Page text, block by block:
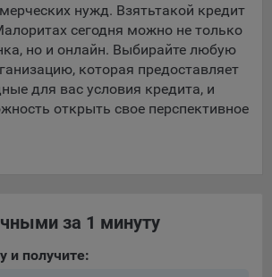
нужд. Взятьтакой кредит
сегодня можно не только
но и онлайн. Выбирайте любую
которая предоставляет
для вас условия кредита, и
открыть свое перспективное
за 1 минуту
и получите: